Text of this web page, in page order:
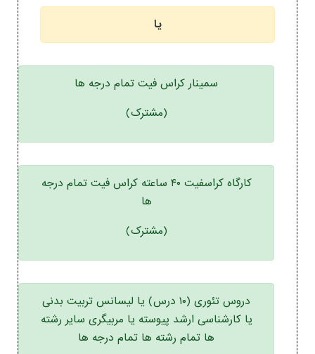
یا
سمینار کراس فیت تمام درجه ها
(مشترک)
کارگاه کراسفیت ۴۰ ساعته کراس فیت تمام درجه
ها
(مشترک)
دروس تئوری (۱۰ درس) یا لیسانس تربیت بدنی
یا کارشناسی ارشد پیوسته یا مربیگری سایر رشته
ها تمام رشته ها تمام درجه ها